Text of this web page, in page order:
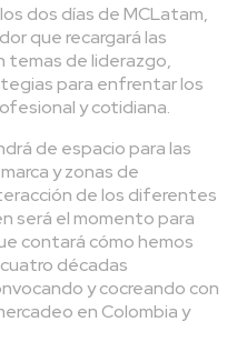
dos días de MCLatam,
que recargará las
temas de liderazgo,
para enfrentar los
y cotidiana.
de espacio para las
y zonas de
de los diferentes
será el momento para
contará cómo hemos
décadas
y cocreando con
en Colombia y